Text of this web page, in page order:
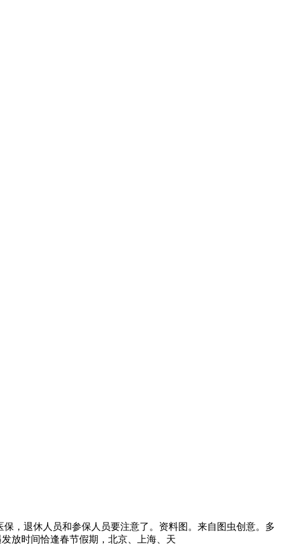
，退休人员和参保人员要注意了。资料图。来自图虫创意。多
放时间恰逢春节假期，北京、上海、天